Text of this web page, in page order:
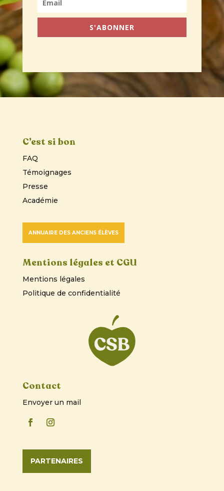
S'ABONNER
C’est si bon
FAQ
Témoignages
Presse
Académie
ANNUAIRE DES ANCIENS ÉLÈVES
Mentions légales et CGU
Mentions légales
Politique de confidentialité
Contact
Envoyer un mail
PARTENAIRES